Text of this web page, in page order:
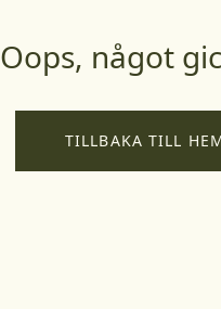
Oops, något
TILLBAKA TILL